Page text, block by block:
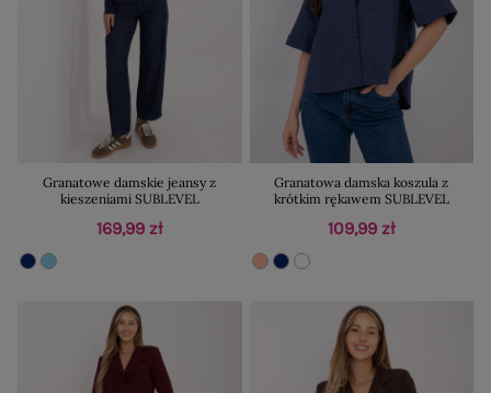
Granatowe damskie jeansy z
kieszeniami SUBLEVEL
169,99 zł
Granatowa damska koszula z
krótkim rękawem SUBLEVEL
109,99 zł